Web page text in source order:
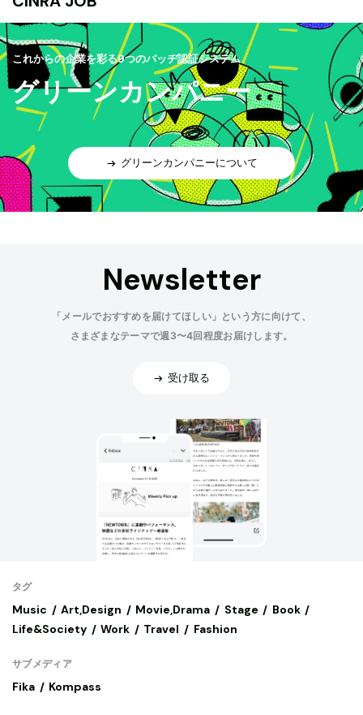
これからの企業を彩る9つのバッヂ認証システム
グリーンカンパニー
グリーンカンパニーについて
Newsletter
「メールでおすすめを届けてほしい」という方に向けて、
さまざまなテーマで週3〜4回程度お届けします。
受け取る
タグ
Music Art,Design Movie,Drama Stage
Book
Life&Society
Work Travel Fashion
サブメディア
Fika Kompass